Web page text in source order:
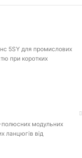
5SY для промислових
при коротких
полюсних модульних
ланцюгів від